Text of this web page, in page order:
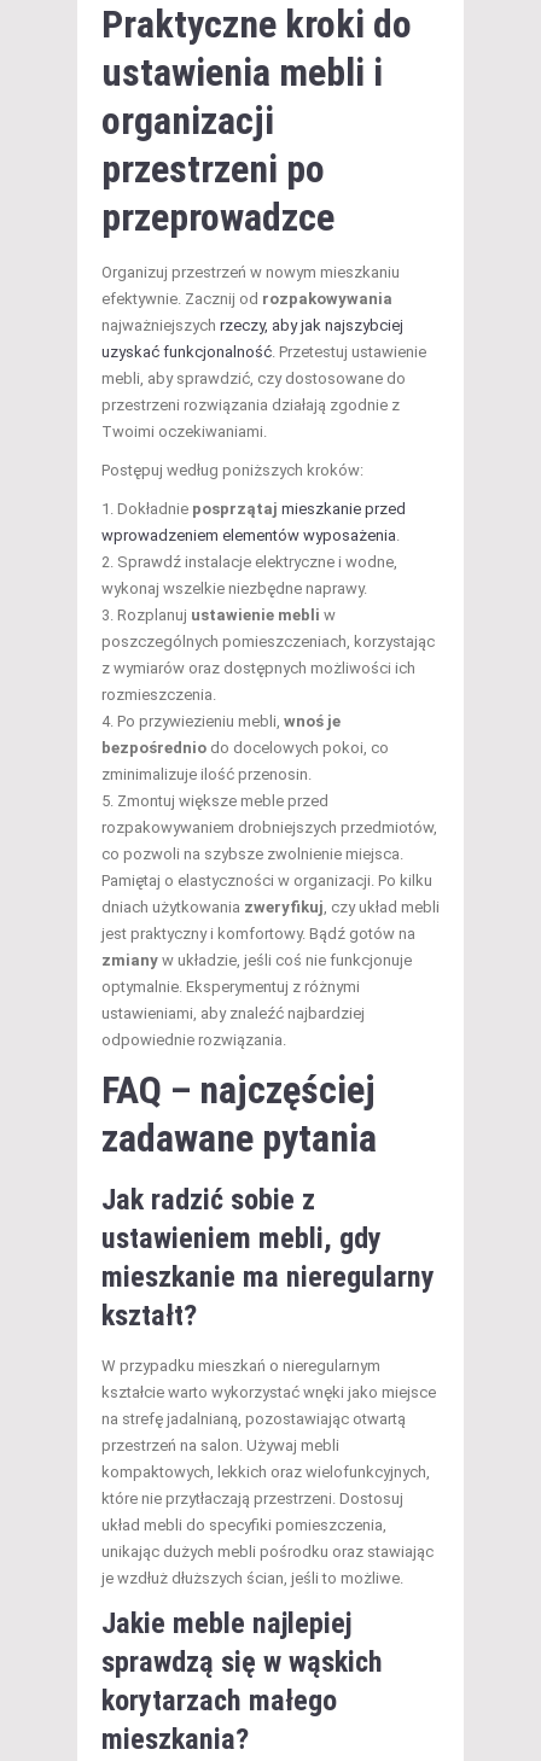
Praktyczne kroki do
ustawienia mebli i
organizacji
przestrzeni po
przeprowadzce
Organizuj przestrzeń w nowym mieszkaniu
efektywnie. Zacznij od rozpakowywania
najważniejszych rzeczy, aby jak najszybciej
uzyskać funkcjonalność. Przetestuj ustawienie
mebli, aby sprawdzić, czy dostosowane do
przestrzeni rozwiązania działają zgodnie z
Twoimi oczekiwaniami.
Postępuj według poniższych kroków:
Dokładnie posprzątaj mieszkanie przed
wprowadzeniem elementów wyposażenia.
Sprawdź instalacje elektryczne i wodne,
wykonaj wszelkie niezbędne naprawy.
Rozplanuj ustawienie mebli w
poszczególnych pomieszczeniach, korzystając
z wymiarów oraz dostępnych możliwości ich
rozmieszczenia.
Po przywiezieniu mebli, wnoś je
bezpośrednio do docelowych pokoi, co
zminimalizuje ilość przenosin.
Zmontuj większe meble przed
rozpakowywaniem drobniejszych przedmiotów,
co pozwoli na szybsze zwolnienie miejsca.
Pamiętaj o elastyczności w organizacji. Po kilku
dniach użytkowania zweryfikuj, czy układ mebli
jest praktyczny i komfortowy. Bądź gotów na
zmiany w układzie, jeśli coś nie funkcjonuje
optymalnie. Eksperymentuj z różnymi
ustawieniami, aby znaleźć najbardziej
odpowiednie rozwiązania.
FAQ – najczęściej
zadawane pytania
Jak radzić sobie z
ustawieniem mebli, gdy
mieszkanie ma nieregularny
kształt?
W przypadku mieszkań o nieregularnym
kształcie warto wykorzystać wnęki jako miejsce
na strefę jadalnianą, pozostawiając otwartą
przestrzeń na salon. Używaj mebli
kompaktowych, lekkich oraz wielofunkcyjnych,
które nie przytłaczają przestrzeni. Dostosuj
układ mebli do specyfiki pomieszczenia,
unikając dużych mebli pośrodku oraz stawiając
je wzdłuż dłuższych ścian, jeśli to możliwe.
Jakie meble najlepiej
sprawdzą się w wąskich
korytarzach małego
mieszkania?